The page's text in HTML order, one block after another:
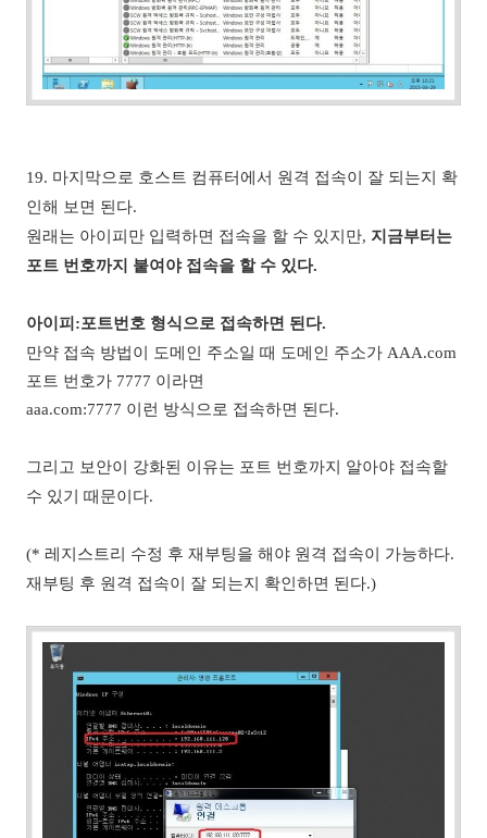
19. 마지막으로 호스트 컴퓨터에서 원격 접속이 잘 되는지 확
인해 보면 된다.
원래는 아이피만 입력하면 접속을 할 수 있지만, 지금부터는
포트 번호까지 붙여야 접속을 할 수 있다.
아이피:포트번호 형식으로 접속하면 된다.
만약 접속 방법이 도메인 주소일 때 도메인 주소가 AAA.com
포트 번호가 7777 이라면
aaa.com:7777 이런 방식으로 접속하면 된다.
그리고 보안이 강화된 이유는 포트 번호까지 알아야 접속할
수 있기 때문이다.
(* 레지스트리 수정 후 재부팅을 해야 원격 접속이 가능하다.
재부팅 후 원격 접속이 잘 되는지 확인하면 된다.)